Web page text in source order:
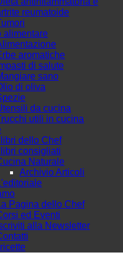
reumatoide
alimentare
aromatiche
di salute
sano
di oliva
da cucina
utili in cucina
I libri dello Chef
I libri consigliati
Naturale
Archivio Articoli
Pagina dello Chef
ed Eventi
alla Newsletter